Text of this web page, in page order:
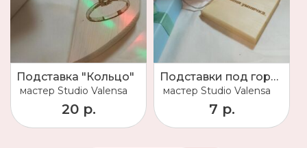
Подставка "Кольцо"
мастер Studio Valensa
20 р.
Подставки под горячее
мастер Studio Valensa
7 р.